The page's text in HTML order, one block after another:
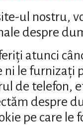
ul nostru,
despre
atunci
ni le furnizați
de telefon,
despre
pe care le